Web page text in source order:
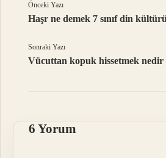
Önceki Yazı
Haşr ne demek 7 sınıf din
Sonraki Yazı
Vücuttan kopuk hissetmek nedir
6 Yorum